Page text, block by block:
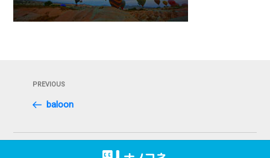
ビ
Previous
Post
PREVIOUS
baloon